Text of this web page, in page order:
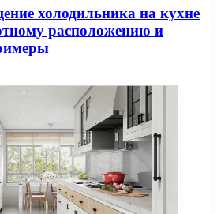
холодильника на кухне
расположению и